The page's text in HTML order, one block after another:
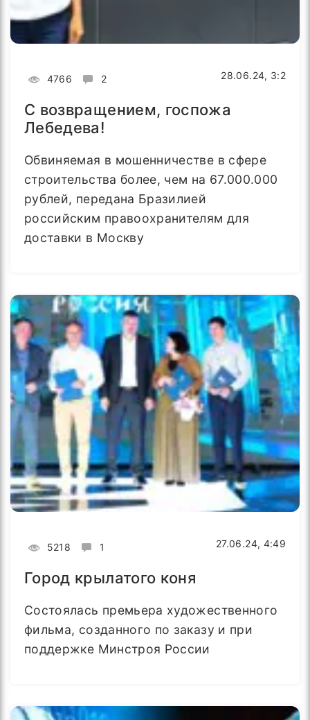
4766 2 28.06.24, 3:2
С возвращением, госпожа
Лебедева!
Обвиняемая в мошенничестве в сфере
строительства более, чем на 67.000.000
рублей, передана Бразилией
российским правоохранителям для
доставки в Москву
5218 1 27.06.24, 4:49
Город крылатого коня
Состоялась премьера художественного
фильма, созданного по заказу и при
поддержке Минстроя России